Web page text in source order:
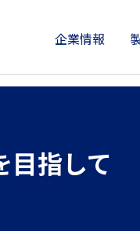
企業情報
Challenge
目指して
ネットゼ